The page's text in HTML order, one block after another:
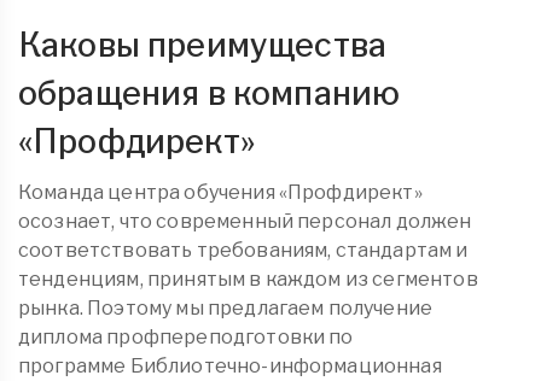
Каковы преимущества
обращения в компанию
«Профдирект»
Команда центра обучения «Профдирект»
осознает, что современный персонал должен
соответствовать требованиям, стандартам и
тенденциям, принятым в каждом из сегментов
рынка. Поэтому мы предлагаем получение
диплома профпереподготовки по
программе Библиотечно-информационная